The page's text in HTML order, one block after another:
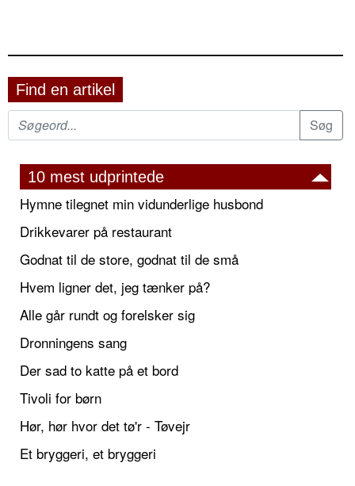
Find en artikel
10 mest udprintede
Hymne tilegnet min vidunderlige husbond
Drikkevarer på restaurant
Godnat til de store, godnat til de små
Hvem ligner det, jeg tænker på?
Alle går rundt og forelsker sig
Dronningens sang
Der sad to katte på et bord
Tivoli for børn
Hør, hør hvor det tø'r - Tøvejr
Et bryggeri, et bryggeri